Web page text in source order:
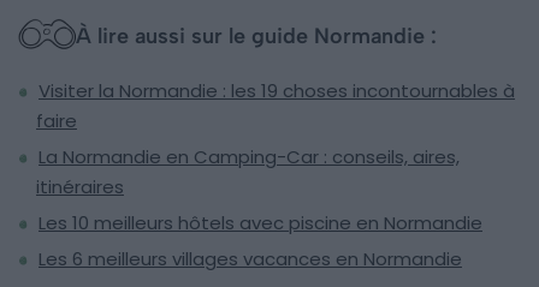
À lire aussi sur le guide Normandie :
Visiter la Normandie : les 19 choses incontournables à
faire
La Normandie en Camping-Car : conseils, aires,
itinéraires
Les 10 meilleurs hôtels avec piscine en Normandie
Les 6 meilleurs villages vacances en Normandie